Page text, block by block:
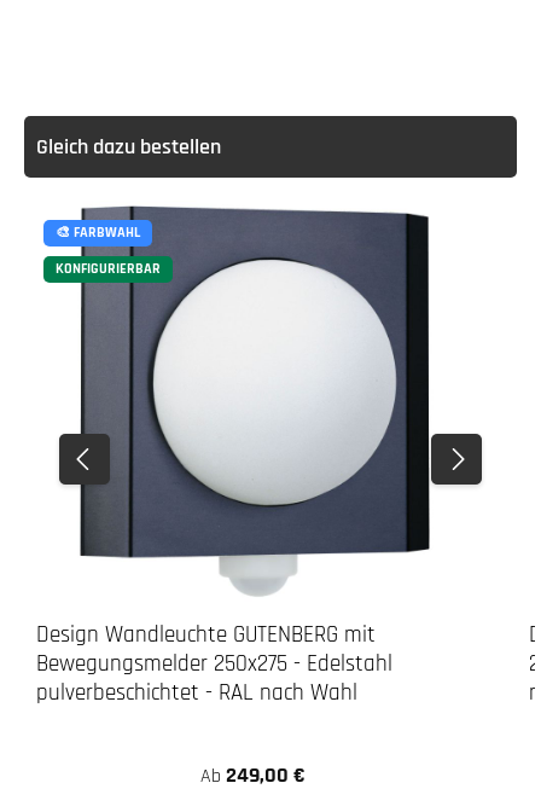
Gleich dazu bestellen
🎨 FARBWAHL
KONFIGURIERBAR
Design Wandleuchte GUTENBERG mit
Bewegungsmelder 250x275 - Edelstahl
pulverbeschichtet - RAL nach Wahl
Ab 249,00 €